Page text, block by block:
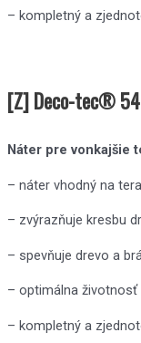
– kompletný a
[Z] Deco-tec®
Náter pre vonkajšie
– náter vhodný na
– zvýrazňuje kresbu
– spevňuje drevo a
– optimálna životnosť
– kompletný a